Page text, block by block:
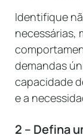
Identifique
necessárias,
demandas
capacidade
e a
2 – Defina